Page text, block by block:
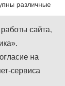
различные
круг, полукруг,
Мы в Twitter
сайта,
на
сервиса